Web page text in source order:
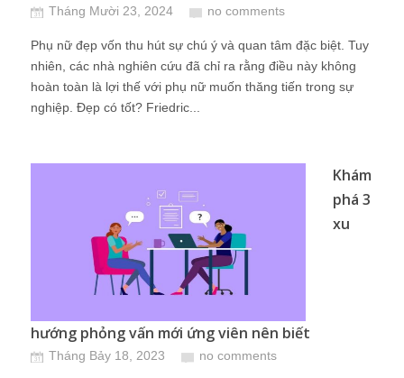
Tháng Mười 23, 2024 no comments
Phụ nữ đẹp vốn thu hút sự chú ý và quan tâm đặc biệt. Tuy
nhiên, các nhà nghiên cứu đã chỉ ra rằng điều này không
hoàn toàn là lợi thế với phụ nữ muốn thăng tiến trong sự
nghiệp. Đẹp có tốt? Friedric...
Khám
phá 3
xu
hướng phỏng vấn mới ứng viên nên biết
Tháng Bảy 18, 2023 no comments